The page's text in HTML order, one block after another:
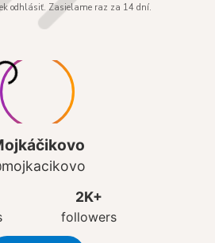
odhlásiť. Zasielame raz za 14 dní.